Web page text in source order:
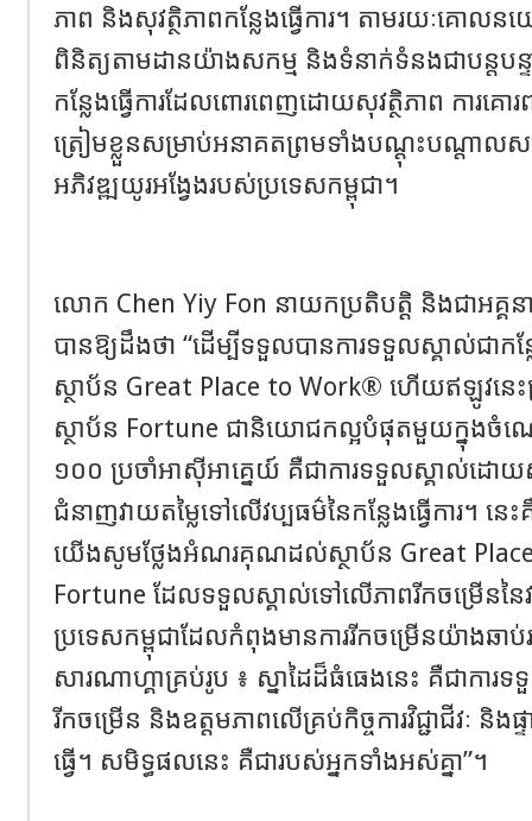
ភាព និងសុវត្ថិភាពកន្លែងធ្វើការ។ តាមរយៈគោល
ពិនិត្យតាមដានយ៉ាងសកម្ម និងទំនាក់ទំនងជាបន្តប
កន្លែងធ្វើការដែលពោរពេញដោយសុវត្ថិភាព ការគោ
ត្រៀមខ្លួនសម្រាប់អនាគតព្រមទាំងបណ្តុះបណ្តាលស
អភិវឌ្ឍយូរអង្វែងរបស់ប្រទេសកម្ពុជា។
លោក Chen Yiy Fon នាយកប្រតិបត្តិ និងជាអគ្
បានឱ្យដឹងថា “ដើម្បីទទួលបានការទទួលស្គាល់ជាកន្
ស្ថាប័ន Great Place to Work® ហើយឥឡូវនេ
ស្ថាប័ន Fortune ជានិយោជកល្អបំផុតមួយក្នុងចំ
១០០ ប្រចាំអាស៊ីអាគ្នេយ៍ គឺជាការទទួលស្គាល់ដ
ជំនាញវាយតម្លៃទៅលើវប្បធម៌នៃកន្លែងធ្វើការ។ ន
យើងសូមថ្លែងអំណរគុណដល់ស្ថាប័ន Great
Fortune ដែលទទួលស្គាល់ទៅលើភាពរីកចម្រើននៃវប្
ប្រទេសកម្ពុជាដែលកំពុងមានការរីកចម្រើនយ៉ាងឆ
សារណាហ្គាគ្រប់រូប ៖ ស្នាដៃដ៏ធំធេងនេះ គឺជាការ
រីកចម្រើន និងឧត្តមភាពលើគ្រប់កិច្ចការវិជ្ជាជីវៈ និង
ធ្វើ។ សមិទ្ធផលនេះ គឺជារបស់អ្នកទាំងអស់គ្នា”។